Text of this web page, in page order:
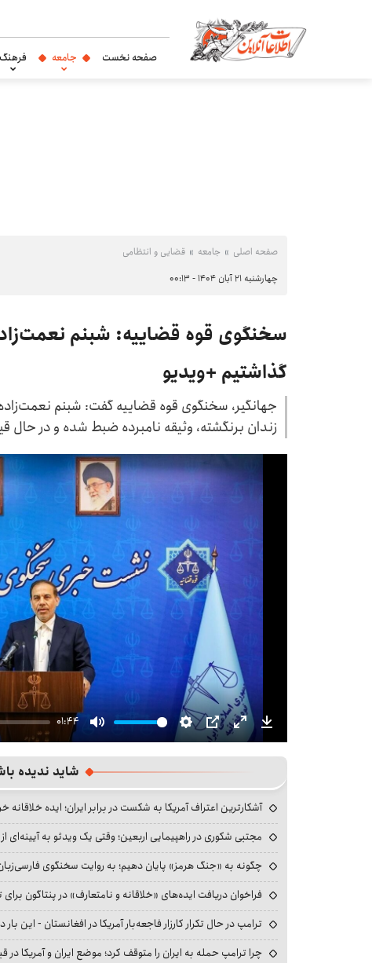
صفحه نخست جامعه فرهنگ
صفحه اصلی جامعه قضایی و انتظامی
چهارشنبه ۲۱ آبان ۱۴۰۴ - ۰۰:۱۳
سخنگوی قوه قضاییه: شبنم نعمت‌زاده
گذاشتیم +ویدیو
جهانگیر، سخنگوی قوه قضاییه گفت: شبنم
زندان برنگشته، وثیقه نامبرده ضبط شده و در
01:44
Mute Settings
PIP Enter
fullscreen
Download
شاید ندیده
آشکارترین اعتراف آمریکا به شکست در برابر ایران؛ ایده خلاقانه
مجتبی شکوری در راهپیمایی اربعین؛ وقتی یک ویدئو به
چگونه به «جنگ هرمز» پایان دهیم؛ به روایت سخنگوی فارسی‌زبان
فراخوان دریافت ایده‌های «خلاقانه و نامتعارف» در پنتاگون
ترامپ در حال تکرار کارزار فاجعه‌بار آمریکا در افغانستان - این
چرا ترامپ حمله به ایران را متوقف کرد؛ موضع ایران و آمریکا